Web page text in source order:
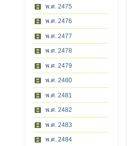
พ.ศ. 2475
พ.ศ. 2476
พ.ศ. 2477
พ.ศ. 2478
พ.ศ. 2479
พ.ศ. 2480
พ.ศ. 2481
พ.ศ. 2482
พ.ศ. 2483
พ.ศ. 2484